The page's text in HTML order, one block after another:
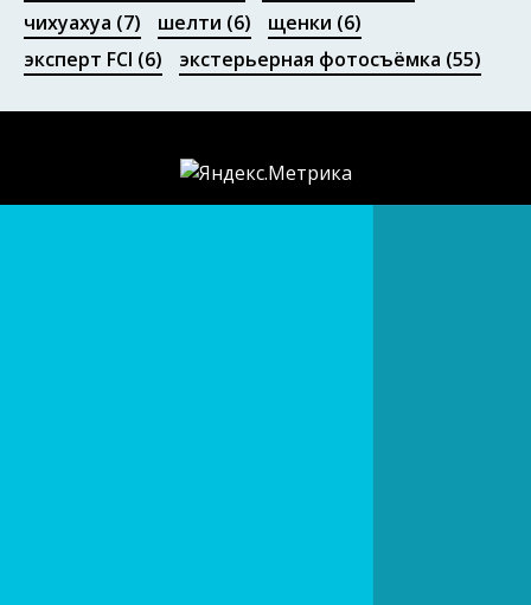
чихуахуа (7) шелти (6) щенки (6)
эксперт FCI (6) экстерьерная фотосъёмка (55)